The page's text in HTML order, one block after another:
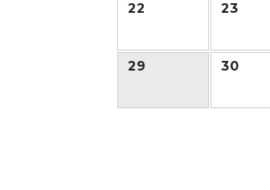
22 23
29 30